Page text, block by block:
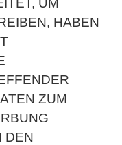
HABEN
ZUM
DEN